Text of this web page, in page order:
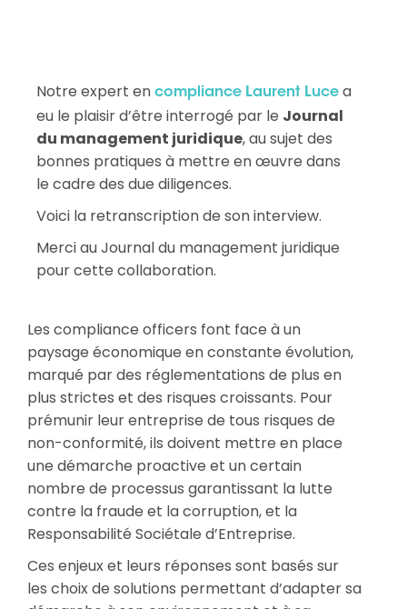
Notre expert en compliance Laurent Luce a
eu le plaisir d’être interrogé par le Journal
du management juridique, au sujet des
bonnes pratiques à mettre en œuvre dans
le cadre des due diligences.
Voici la retranscription de son interview.
Merci au Journal du management juridique
pour cette collaboration.
Les compliance officers font face à un
paysage économique en constante évolution,
marqué par des réglementations de plus en
plus strictes et des risques croissants. Pour
prémunir leur entreprise de tous risques de
non-conformité, ils doivent mettre en place
une démarche proactive et un certain
nombre de processus garantissant la lutte
contre la fraude et la corruption, et la
Responsabilité Sociétale d’Entreprise.
Ces enjeux et leurs réponses sont basés sur
les choix de solutions permettant d’adapter sa